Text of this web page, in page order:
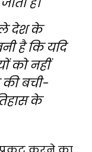
देश के
है कि यदि
को नहीं
की बची-
के